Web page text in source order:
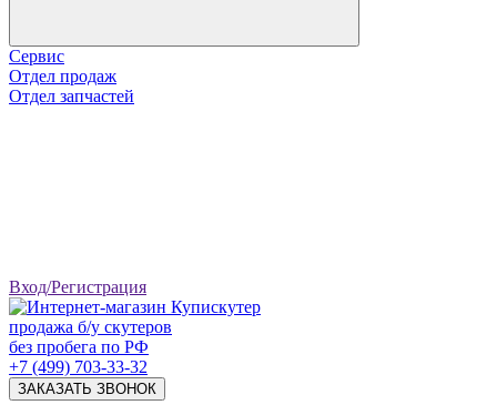
Сервис
Отдел продаж
Отдел запчастей
Вход/Регистрация
продажа б/у скутеров
без пробега по РФ
+7 (499) 703-33-32
ЗАКАЗАТЬ ЗВОНОК